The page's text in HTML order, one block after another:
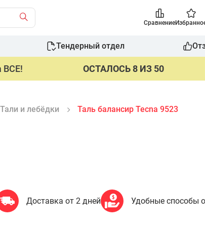
Сравнение
Тендерный отдел
ВСЕ! ОСТАЛОСЬ 8 ИЗ 50
Тали и лебёдки Таль балансир Tecna 9523
Доставка от 2 дней Удобные способы